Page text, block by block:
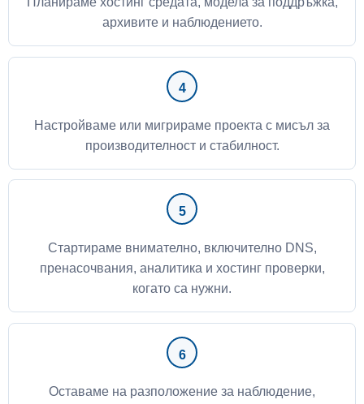
архивите и наблюдението.
Настройваме или мигрираме проекта с мисъл за
производителност и стабилност.
Стартираме внимателно, включително DNS,
пренасочвания, аналитика и хостинг проверки,
когато са нужни.
Оставаме на разположение за наблюдение,